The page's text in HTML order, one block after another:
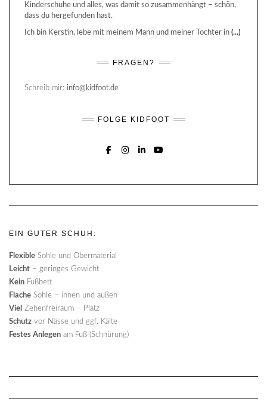
Kinderschuhe und alles, was damit so zusammenhängt – schön,
dass du hergefunden hast.
Ich bin Kerstin, lebe mit meinem Mann und meiner Tochter in (...)
FRAGEN?
Schreib mir: info@kidfoot.de
FOLGE KIDFOOT
EIN GUTER SCHUH:
Flexible Sohle und Obermaterial
Leicht – geringes Gewicht
Kein Fußbett
Flache Sohle – innen und außen
Viel Zehenfreiraum – Platz
Schutz vor Nässe und ggf. Kälte
Festes Anlegen am Fuß (Schnürung)